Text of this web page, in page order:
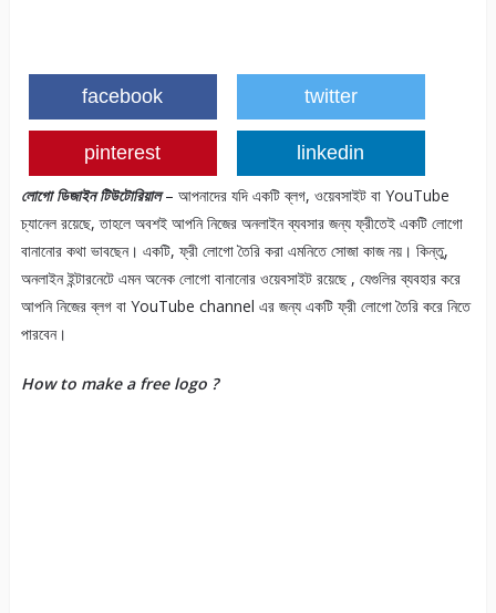
facebook twitter
pinterest linkedin
লোগোডিজাইন টিউটোরিয়াল– আপনাদের যদি একটি ব্লগ, ওয়েবসাইট বা YouTube
চ্যানেল রয়েছে, তাহলে অবশই আপনি নিজের অনলাইন ব্যবসার জন্য ফ্রীতেই একটি লোগো
বানানোর কথা ভাবছেন। একটি, ফ্রী লোগো তৈরি করা এমনিতে সোজা কাজ নয়। কিন্তু,
অনলাইন ইন্টারনেটে এমন অনেক লোগো বানানোর ওয়েবসাইট রয়েছে , যেগুলির ব্যবহার করে
আপনি নিজের ব্লগ বা YouTube channel এর জন্য একটি ফ্রী লোগো তৈরি করে নিতে
পারবেন।
How to make a free logo ?